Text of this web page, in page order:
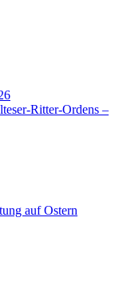
Ritter-Ordens –
auf Ostern